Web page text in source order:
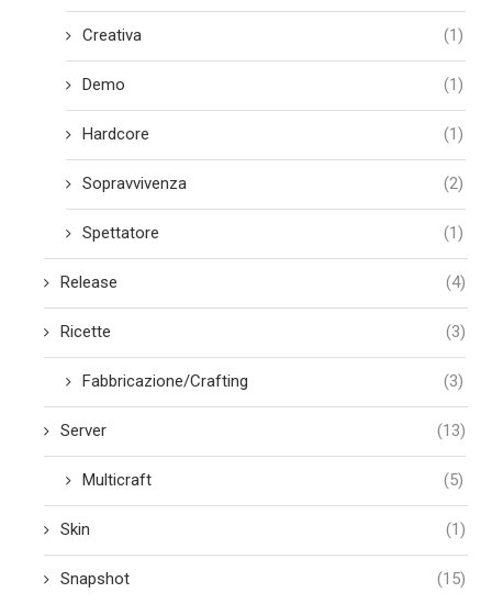
Creativa (1)
Demo (1)
Hardcore (1)
Sopravvivenza (2)
Spettatore (1)
Release (4)
Ricette (3)
Fabbricazione/Crafting (3)
Server (13)
Multicraft (5)
Skin (1)
Snapshot (15)